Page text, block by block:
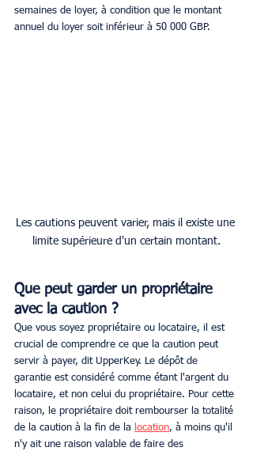
semaines de loyer, à condition que le montant
annuel du loyer soit inférieur à 50 000 GBP.
Les cautions peuvent varier, mais il existe une
limite supérieure d'un certain montant.
Que peut garder un propriétaire
avec la caution ?
Que vous soyez propriétaire ou locataire, il est
crucial de comprendre ce que la caution peut
servir à payer, dit UpperKey. Le dépôt de
garantie est considéré comme étant l'argent du
locataire, et non celui du propriétaire. Pour cette
raison, le propriétaire doit rembourser la totalité
de la caution à la fin de la
location, à moins qu'il
n'y ait une raison valable de faire des